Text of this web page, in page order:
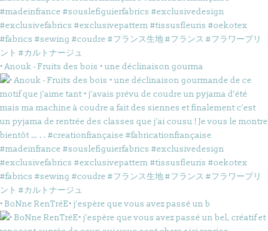
• Anouk - Fruits des bois • une déclinaison gourma
• BoNne RenTréE• j’espère que vous avez passé un b